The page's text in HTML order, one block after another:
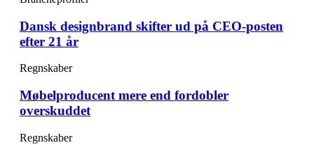
Dansk designbrand skifter ud på CEO-posten
efter 21 år
Regnskaber
Møbelproducent mere end fordobler
overskuddet
Regnskaber